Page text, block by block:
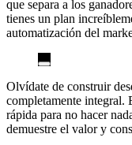
que separa a los
tienes un plan
automatización del
Olvídate de construir
completamente integral.
rápida para no hacer
demuestre el valor y